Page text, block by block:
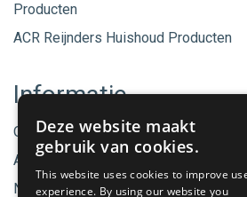
Producten
ACR Reijnders Huishoud Producten
Informatie
Onze merken
Aanbiedingen
Nieuwe producten
Deze website maakt
gebruik van cookies.
This website uses cookies to improve
experience. By using our website you